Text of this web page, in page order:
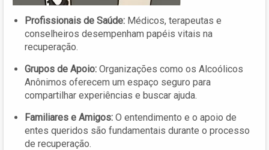
Profissionais de Saúde: Médicos, terapeutas e
conselheiros desempenham papéis vitais na
recuperação.
Grupos de Apoio: Organizações como os Alcoólicos
Anônimos oferecem um espaço seguro para
compartilhar experiências e buscar ajuda.
Familiares e Amigos: O entendimento e o apoio de
entes queridos são fundamentais durante o processo
de recuperação.